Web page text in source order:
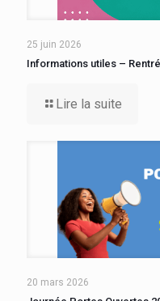
25 juin 2026
Informations utiles –
Lire la suite
20 mars 2026